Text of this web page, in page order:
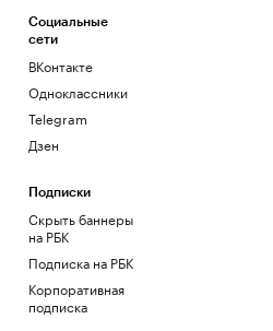
Социальные
сети
ВКонтакте
Одноклассники
Telegram
Дзен
Подписки
Скрыть баннеры
на РБК
Подписка на РБК
Корпоративная
подписка